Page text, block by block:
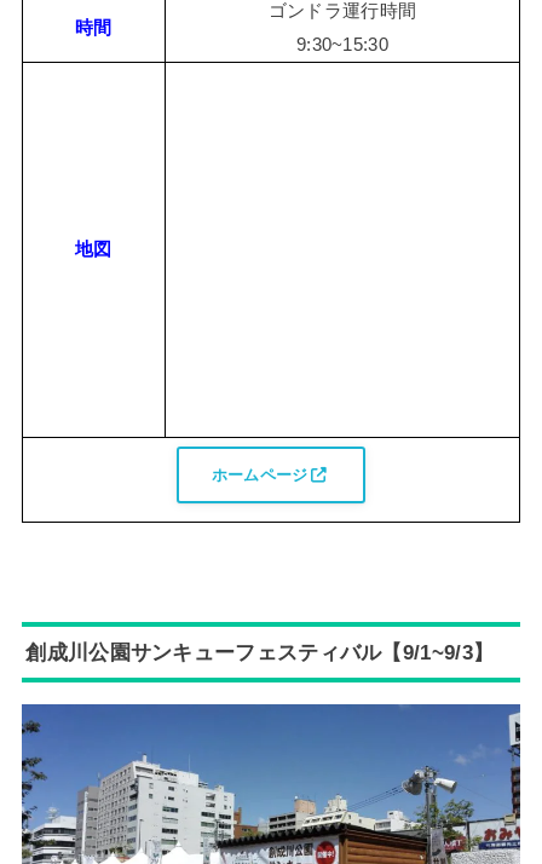
時間
ゴンドラ運行時間
9:30~15:30
地図
ホームページ
創成川公園サンキューフェスティバル【9/1~9/3】